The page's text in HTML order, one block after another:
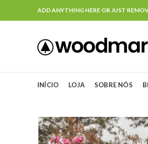
ADD ANYTHING HERE OR JUST
INÍCIO LOJA SOBRE NÓS